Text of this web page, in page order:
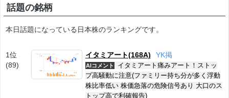
話題の銘柄
本日話題になっている日本株のランキングです。
1位
(89)
イタミアート(168A) YK掲
AIコメント
イタミアート痛みアート！ストッ
プ高騒動に注意(ファミリー持ち分が多く浮動
株比率低い 株価急落の危険信号あり 大口のス
トップ高で利確報告)